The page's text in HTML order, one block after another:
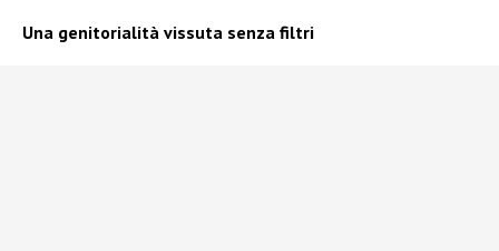
Una genitorialità vissuta senza filtri